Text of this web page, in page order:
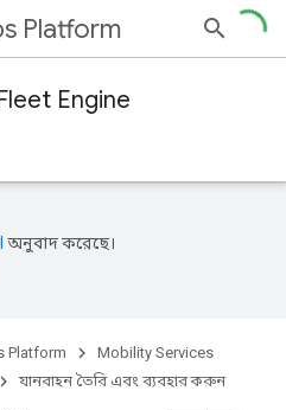
Platform
Engine
অনুবাদ করেছে।
Platform
Mobility Services
যানবাহন তৈরি এবং ব্যবহার করুন